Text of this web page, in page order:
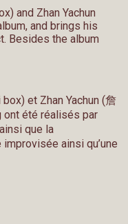
and Zhan Yachun
and brings his
Besides the album
et Zhan Yachun (詹
ont été réalisés par
que la
ainsi qu’une